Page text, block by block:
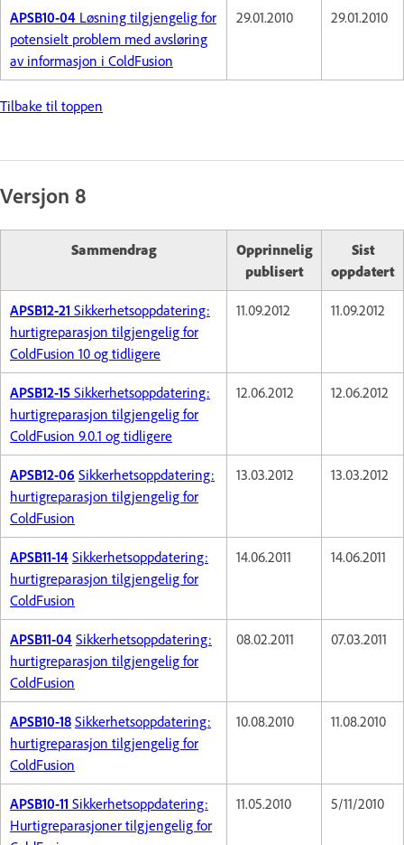
APSB10-04 Løsning tilgjengelig for
potensielt problem med avsløring
av informasjon i ColdFusion
29.01.2010 29.01.2010
Tilbake til toppen
Versjon 8
Sammendrag
Opprinnelig
publisert
Sist
oppdatert
APSB12-21 Sikkerhetsoppdatering:
hurtigreparasjon tilgjengelig for
ColdFusion 10 og tidligere
11.09.2012 11.09.2012
APSB12-15 Sikkerhetsoppdatering:
hurtigreparasjon tilgjengelig for
ColdFusion 9.0.1 og tidligere
12.06.2012 12.06.2012
APSB12-06 Sikkerhetsoppdatering:
hurtigreparasjon tilgjengelig for
ColdFusion
13.03.2012 13.03.2012
APSB11-14 Sikkerhetsoppdatering:
hurtigreparasjon tilgjengelig for
ColdFusion
14.06.2011 14.06.2011
APSB11-04 Sikkerhetsoppdatering:
hurtigreparasjon tilgjengelig for
ColdFusion
08.02.2011 07.03.2011
APSB10-18 Sikkerhetsoppdatering:
hurtigreparasjon tilgjengelig for
ColdFusion
10.08.2010 11.08.2010
APSB10-11 Sikkerhetsoppdatering:
Hurtigreparasjoner tilgjengelig for
11.05.2010 5/11/2010